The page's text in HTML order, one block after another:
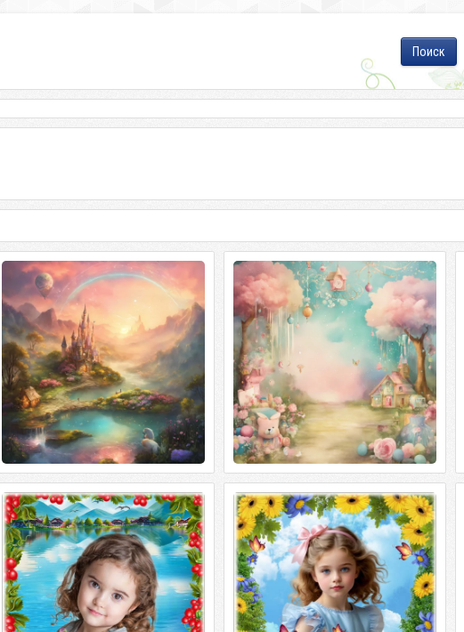
Поиск
Сказочная страна с домиками в
цветах
Волшебный мир цветущей весны
Летняя рамка для фотошопа - На
чудесном бережку
Летняя рамка для фотошопа - На
чудесном бережку PSD | 4961 х 3508 |
300 dpi | 112 Mb Автор: sharov08
Летняя фоторамка с милым
котёнком - Восторг полёта
Летняя фоторамка с милым котёнком
- Восторг полёта PSD | 4961 х 3508 |
300 dpi | 144 Mb Автор: